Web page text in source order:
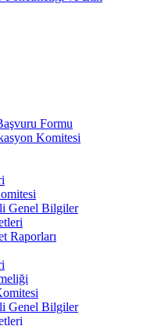
Formu
Komitesi
Genel Bilgiler
Raporları
Genel Bilgiler